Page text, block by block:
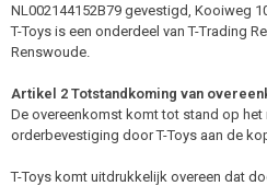
NL002144152B79 gevestigd, Kooiweg
T-Toys is een onderdeel van T-Trading
Renswoude.
Artikel 2 Totstandkoming van
De overeenkomst komt tot stand op het
orderbevestiging door T-Toys aan de
T-Toys komt uitdrukkelijk overeen dat